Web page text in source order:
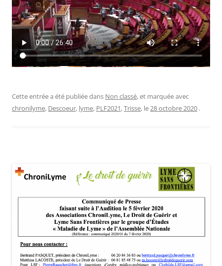
Cette entrée a été publiée dans Non classé, et marquée avec
chronilyme, Descoeur, lyme, PLF2021,Trisse, le28 octobre 2020 .